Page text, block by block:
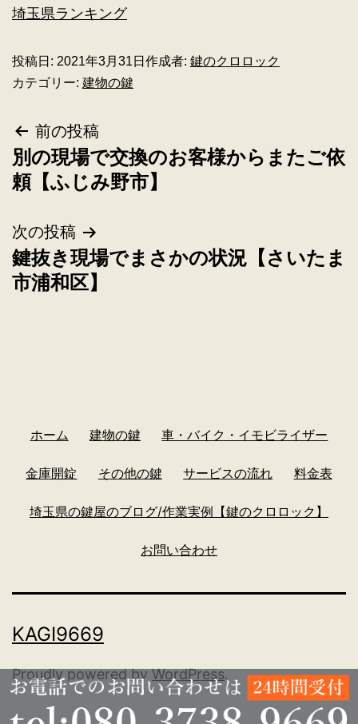
埼玉県ランキング
投稿日: 2021年3月31日 作成者: 鍵のクロロック
カテゴリー: 建物の鍵
前の投稿
別の現場で交換のお客様からまたご依
頼【ふじみ野市】
次の投稿
鍵抜き現場でまさかの状況【さいたま
市浦和区】
ホーム 建物の鍵 車・バイク・イモビライザー
金庫開錠 その他の鍵 サービスの流れ 料金表
埼玉県の鍵屋のブログ/作業実例【鍵のクロロック】
お問い合わせ
KAGI9669
Proudly powered byWordPress.